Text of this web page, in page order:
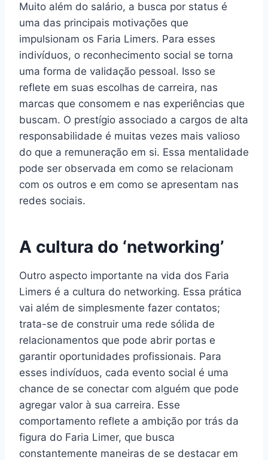
Muito além do salário, a busca por status é
uma das principais motivações que
impulsionam os Faria Limers. Para esses
indivíduos, o reconhecimento social se torna
uma forma de validação pessoal. Isso se
reflete em suas escolhas de carreira, nas
marcas que consomem e nas experiências que
buscam. O prestígio associado a cargos de alta
responsabilidade é muitas vezes mais valioso
do que a remuneração em si. Essa mentalidade
pode ser observada em como se relacionam
com os outros e em como se apresentam nas
redes sociais.
A cultura do ‘networking’
Outro aspecto importante na vida dos Faria
Limers é a cultura do networking. Essa prática
vai além de simplesmente fazer contatos;
trata-se de construir uma rede sólida de
relacionamentos que pode abrir portas e
garantir oportunidades profissionais. Para
esses indivíduos, cada evento social é uma
chance de se conectar com alguém que pode
agregar valor à sua carreira. Esse
comportamento reflete a ambição por trás da
figura do Faria Limer, que busca
constantemente maneiras de se destacar em